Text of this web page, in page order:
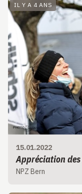
IL Y A 4 ANS
15.01.2022
Appréciation
NPZ Bern